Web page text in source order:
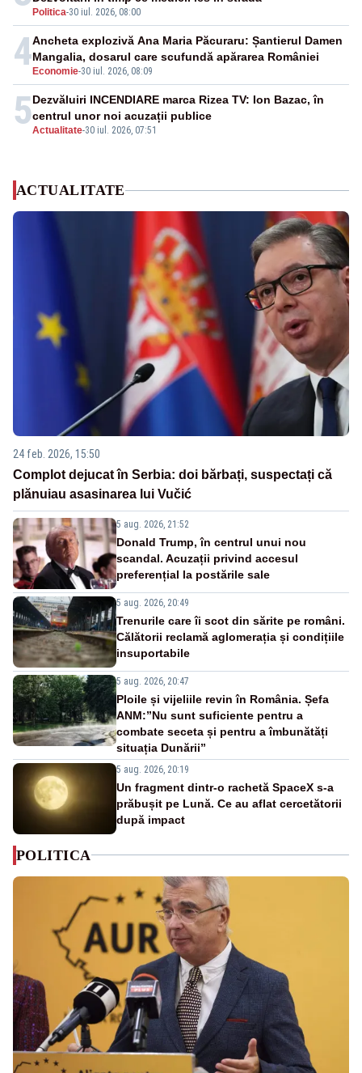
Politica-30 iul. 2026, 08:00
4 Economie-30 iul. 2026, 08:09
Ancheta explozivă Ana Maria Păcuraru: Șantierul Damen
Mangalia, dosarul care scufundă apărarea României
5Actualitate-30 iul. 2026, 07:51
Dezvăluiri INCENDIARE marca Rizea TV: Ion Bazac, în
centrul unor noi acuzații publice
ACTUALITATE
24 feb. 2026, 15:50
Complot dejucat în Serbia: doi bărbați, suspectați că
plănuiau asasinarea lui Vučić
5 aug. 2026, 21:52
Donald Trump, în centrul unui nou
scandal. Acuzații privind accesul
preferențial la postările sale
5 aug. 2026, 20:49
Trenurile care îi scot din sărite pe români.
Călătorii reclamă aglomerația și condițiile
insuportabile
5 aug. 2026, 20:47
Ploile și vijeliile revin în România. Șefa
ANM:”Nu sunt suficiente pentru a
combate seceta și pentru a îmbunătăți
situația Dunării”
5 aug. 2026, 20:19
Un fragment dintr-o rachetă SpaceX s-a
prăbușit pe Lună. Ce au aflat cercetătorii
după impact
POLITICA